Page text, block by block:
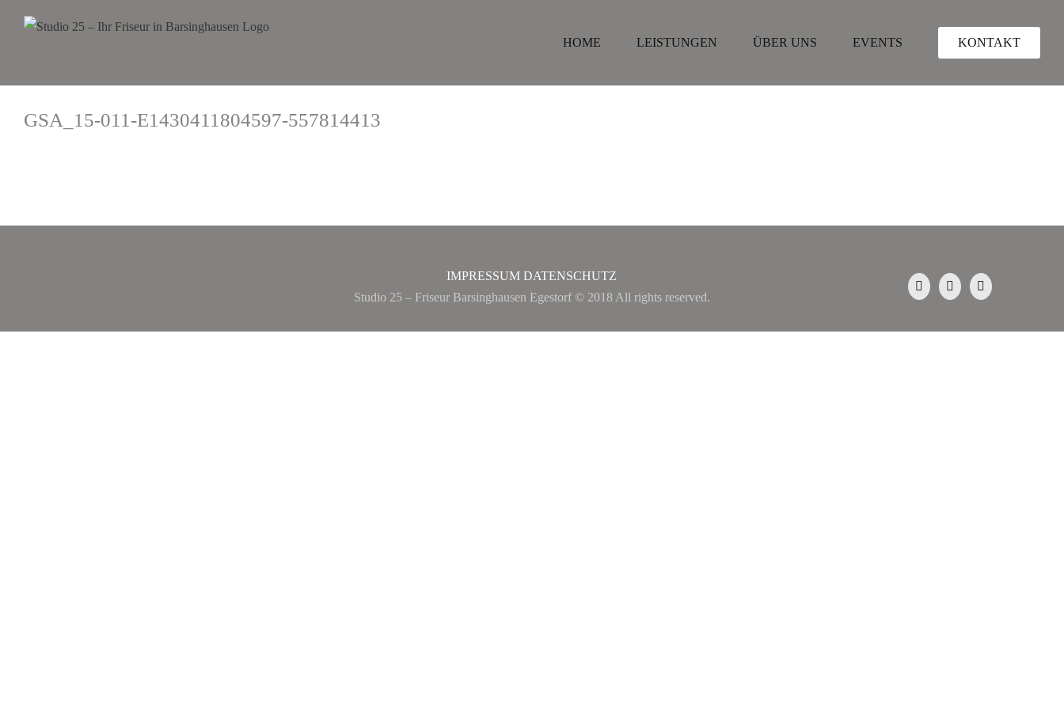
HOME LEISTUNGEN ÜBER UNS EVENTS KONTAKT
GSA_15-011-E1430411804597-557814413
IMPRESSUM DATENSCHUTZ
Studio 25 – Friseur Barsinghausen Egestorf © 2018 All rights reserved.